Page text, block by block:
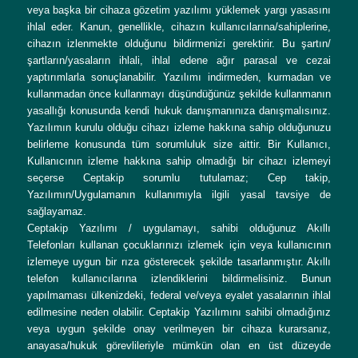
veya başka bir cihaza gözetim yazılımı yüklemek yargı yasasını
ihlal eder. Kanun, genellikle, cihazın kullanıcılarına/sahiplerine,
cihazın izlenmekte olduğunu bildirmenizi gerektirir. Bu şartın/
şartların/yasaların ihlali, ihlal edene ağır parasal ve cezai
yaptırımlarla sonuçlanabilir. Yazılımı indirmeden, kurmadan ve
kullanmadan önce kullanmayı düşündüğünüz şekilde kullanmanın
yasallığı konusunda kendi hukuk danışmanınıza danışmalısınız.
Yazılımın kurulu olduğu cihazı izleme hakkına sahip olduğunuzu
belirleme konusunda tüm sorumluluk size aittir. Bir Kullanıcı,
Kullanıcının izleme hakkına sahip olmadığı bir cihazı izlemeyi
seçerse Ceptakip sorumlu tutulamaz; Cep takip,
Yazılımın/Uygulamanın kullanımıyla ilgili yasal tavsiye de
sağlayamaz.
Ceptakip Yazılımı / uygulamayı, sahibi olduğunuz Akıllı
Telefonları kullanan çocuklarınızı izlemek için veya kullanıcının
izlemeye uygun bir rıza gösterecek şekilde tasarlanmıştır. Akıllı
telefon kullanıcılarına izlendiklerini bildirmelisiniz. Bunun
yapılmaması ülkenizdeki, federal ve/veya eyalet yasalarının ihlal
edilmesine neden olabilir. Ceptakip Yazılımını sahibi olmadığınız
veya uygun şekilde onay verilmeyen bir cihaza kurarsanız,
anayasa/hukuk görevlileriyle mümkün olan en üst düzeyde